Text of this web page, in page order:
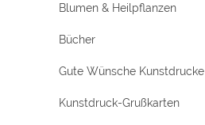
Blumen & Heilpflanzen
Bücher
Gute Wünsche Kunstdrucke
Kunstdruck-Grußkarten